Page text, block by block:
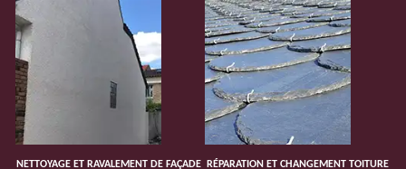
NETTOYAGE ET RAVALEMENT DE FAÇADE
RÉPARATION ET CHANGEMENT TOITURE